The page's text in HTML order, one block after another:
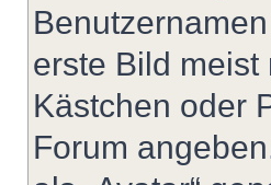
erste Bild
Kästchen oder
Forum